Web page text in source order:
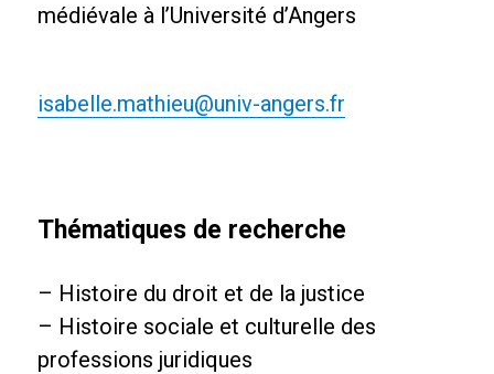
médiévale à l’Université d’Angers
isabelle.mathieu@univ-angers.fr
Thématiques de recherche
– Histoire du droit et de la justice
– Histoire sociale et culturelle des
professions juridiques